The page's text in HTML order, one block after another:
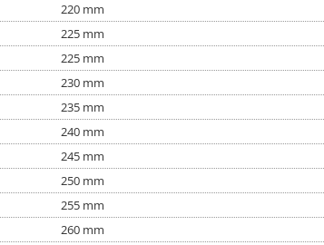
220 mm
225 mm
225 mm
230 mm
235 mm
240 mm
245 mm
250 mm
255 mm
260 mm